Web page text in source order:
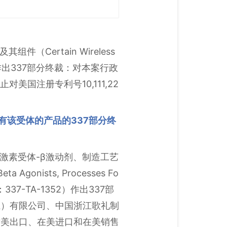
其组件（Certain Wireless
337部分终裁：对本案行政
对美国注册专利号10,111,22
该受体的产品的337部分终
素受体-β激动剂、制造工艺
Agonists, Processes Fo
TA-1352）作出337部
有限公司、中国浙江歌礼制
出口、在美进口和在美销售